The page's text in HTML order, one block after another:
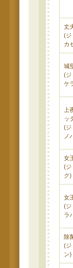
丈
(ジ
カ
城
(ジ
ケ
上
ッ
(ジ
ノ
女
(ジ
ク)
女
(ジ
ラ
除
(ジ
ン)